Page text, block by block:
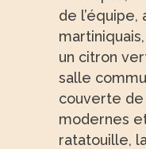
de l’équipe,
un citron
salle
couverte
modernes
ratatouille,